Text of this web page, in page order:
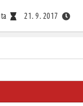
21. 9. 2017